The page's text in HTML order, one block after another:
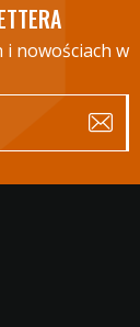
nowościach w